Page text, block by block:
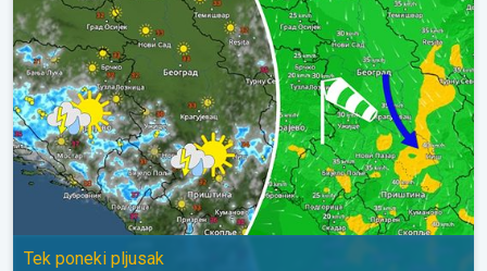
Tek poneki pljusak